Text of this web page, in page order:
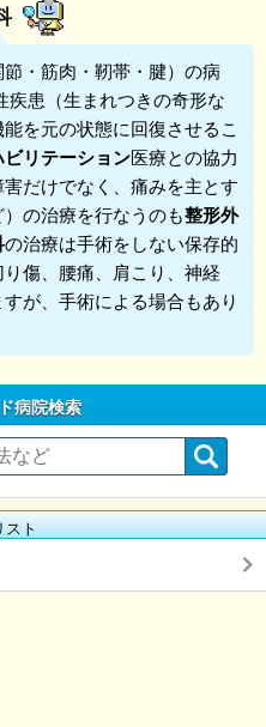
・筋肉・靭帯・腱）の病
患（生まれつきの奇形な
を元の状態に回復させるこ
ビリテーション医療との協力
だけでなく、痛みを主とす
）の治療を行なうのも整形外
の治療は手術をしない保存的
傷、腰痛、肩こり、神経
が、手術による場合もあり
病院検索
スト